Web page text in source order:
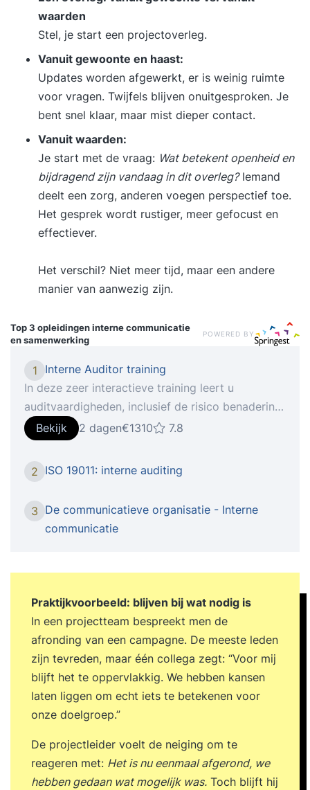
waarden
Stel, je start een projectoverleg.
Vanuit gewoonte en haast:
Updates worden afgewerkt, er is weinig ruimte
voor vragen. Twijfels blijven onuitgesproken. Je
bent snel klaar, maar mist dieper contact.
Vanuit waarden:
Je start met de vraag: Wat betekent openheid en
bijdragend zijn vandaag in dit overleg?Iemand
deelt een zorg, anderen voegen perspectief toe.
Het gesprek wordt rustiger, meer gefocust en
effectiever.
Het verschil? Niet meer tijd, maar een andere
manier van aanwezig zijn.
Top 3 opleidingeninterne communicatie
en samenwerking
POWERED BY
1
Interne Auditor training
In deze zeer interactieve training leert u
auditvaardigheden, inclusief de risico benadering.
Auditeren is een vaardigheid! Daarom bestaat
deze training vrijwel geheel uit oefeningen en
rollenspellen. In de training worden audits bij een
fictief bedrijf voorbereid, gepland, uitgevoerd en
bedrijf heeft een gedocumenteerd
managementsysteem, procedures,
computersystemen ter beschikking. Hierdoor
van audit-interviews, maar ook in het
dossieronderzoek en het verzamelen van
informatie uit computerbestanden. In onze
training worden onder andere project- &
keuringsplannen, bedrijfsrisico’s,
leveranciersbeoordelingen en het inkoopproces,
meetmiddelenbeheer, beheersing van
documenten en registraties, registraties van
afwijkingen, corrigerende/preventieve
maatregelen, opvolging van interne
Bekijk 2 dagen€1310 7.8
2 ISO 19011: interne auditing
3 De communicatieve organisatie - Interne
communicatie
Praktijkvoorbeeld: blijven bij wat nodig is
In een projectteam bespreekt men de
afronding van een campagne. De meeste leden
zijn tevreden, maar één collega zegt: “Voor mij
blijft het te oppervlakkig. We hebben kansen
laten liggen om echt iets te betekenen voor
onze doelgroep.”
De projectleider voelt de neiging om te
reageren met: Het is nu eenmaal afgerond, we
hebben gedaan wat mogelijk was. Toch blijft hij